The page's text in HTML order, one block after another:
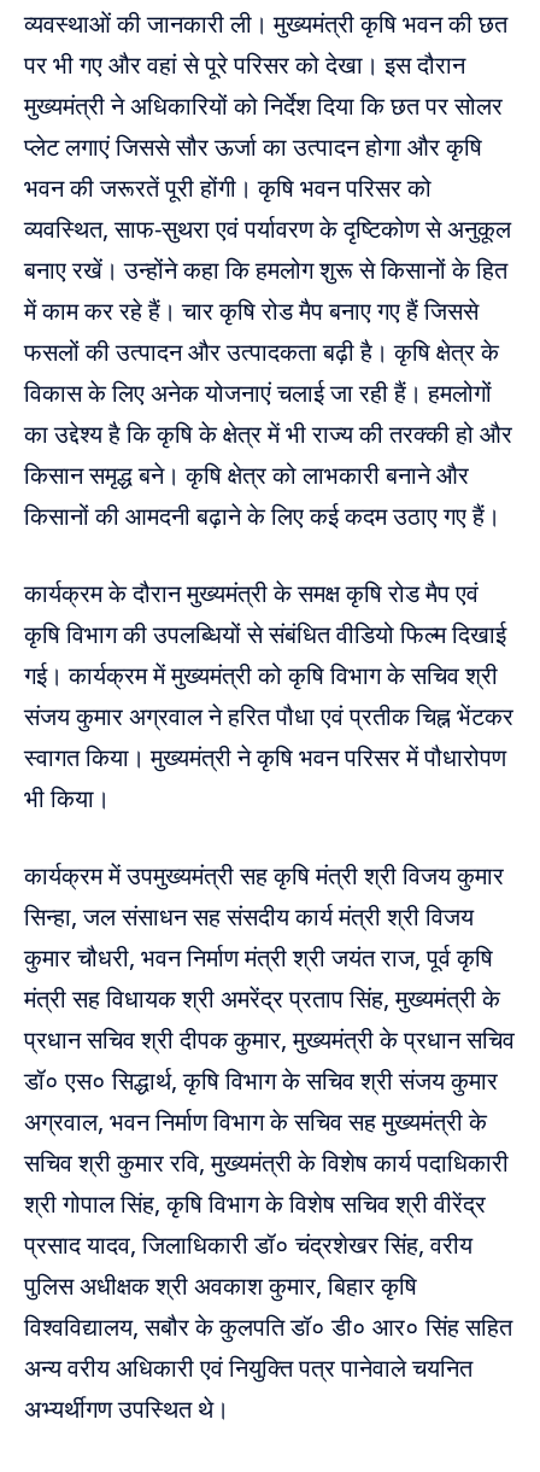
व्यवस्थाओं की जानकारी ली। मुख्यमंत्री कृषि भवन की छत
पर भी गए और वहां से पूरे परिसर को देखा। इस दौरान
मुख्यमंत्री ने अधिकारियों को निर्देश दिया कि छत पर सोलर
प्लेट लगाएं जिससे सौर ऊर्जा का उत्पादन होगा और कृषि
भवन की जरूरतें पूरी होंगी। कृषि भवन परिसर को
व्यवस्थित, साफ-सुथरा एवं पर्यावरण के दृष्टिकोण से अनुकूल
बनाए रखें। उन्होंने कहा कि हमलोग शुरू से किसानों के हित
में काम कर रहे हैं। चार कृषि रोड मैप बनाए गए हैं जिससे
फसलों की उत्पादन और उत्पादकता बढ़ी है। कृषि क्षेत्र के
विकास के लिए अनेक योजनाएं चलाई जा रही हैं। हमलोगों
का उद्देश्य है कि कृषि के क्षेत्र में भी राज्य की तरक्की हो और
किसान समृद्ध बने। कृषि क्षेत्र को लाभकारी बनाने और
किसानों की आमदनी बढ़ाने के लिए कई कदम उठाए गए हैं।
कार्यक्रम के दौरान मुख्यमंत्री के समक्ष कृषि रोड मैप एवं
कृषि विभाग की उपलब्धियों से संबंधित वीडियो फिल्म दिखाई
गई। कार्यक्रम में मुख्यमंत्री को कृषि विभाग के सचिव श्री
संजय कुमार अग्रवाल ने हरित पौधा एवं प्रतीक चिह्न भेंटकर
स्वागत किया। मुख्यमंत्री ने कृषि भवन परिसर में पौधारोपण
भी किया।
कार्यक्रम में उपमुख्यमंत्री सह कृषि मंत्री श्री विजय कुमार
सिन्हा, जल संसाधन सह संसदीय कार्य मंत्री श्री विजय
कुमार चौधरी, भवन निर्माण मंत्री श्री जयंत राज, पूर्व कृषि
मंत्री सह विधायक श्री अमरेंद्र प्रताप सिंह, मुख्यमंत्री के
प्रधान सचिव श्री दीपक कुमार, मुख्यमंत्री के प्रधान सचिव
डॉ० एस० सिद्धार्थ, कृषि विभाग के सचिव श्री संजय कुमार
अग्रवाल, भवन निर्माण विभाग के सचिव सह मुख्यमंत्री के
सचिव श्री कुमार रवि, मुख्यमंत्री के विशेष कार्य पदाधिकारी
श्री गोपाल सिंह, कृषि विभाग के विशेष सचिव श्री वीरेंद्र
प्रसाद यादव, जिलाधिकारी डॉ० चंद्रशेखर सिंह, वरीय
पुलिस अधीक्षक श्री अवकाश कुमार, बिहार कृषि
विश्वविद्यालय, सबौर के कुलपति डॉ० डी० आर० सिंह सहित
अन्य वरीय अधिकारी एवं नियुक्ति पत्र पानेवाले चयनित
अभ्यर्थीगण उपस्थित थे।